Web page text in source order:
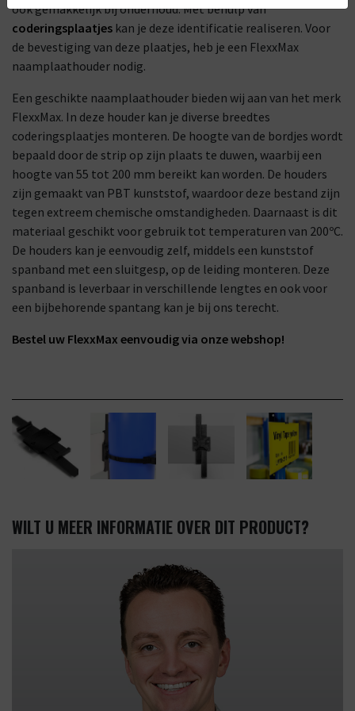
ook gemakkelijk bij onderhoud. Met behulp van
coderingsplaatjes kan je deze identificatie realiseren. Voor
de bevestiging van deze plaatjes, heb je een FlexxMax
naamplaathouder nodig.
Een geschikte naamplaathouder bieden wij aan van het merk
FlexxMax. In deze houder kan je diverse breedtes
coderingsplaatjes monteren. De hoogte van de bordjes wordt
bepaald door de strip op zijn plaats te duwen, waarbij een
hoogte van 55 tot 200 mm bereikt kan worden. De houders
zijn gemaakt van PBT kunststof, waardoor deze bestand zijn
tegen extreem chemische omstandigheden. Daarnaast is dit
materiaal geschikt voor gebruik tot temperaturen van 200ºC.
De houders kan je eenvoudig zelf, middels een kunststof
spanband met een sluitgesp, op de leiding monteren. Deze
spanband is leverbaar in verschillende lengtes en ook voor
een bijbehorende spantang kan je bij ons terecht.
Bestel uw FlexxMax eenvoudig via onze webshop!
WILT U MEER INFORMATIE OVER DIT PRODUCT?